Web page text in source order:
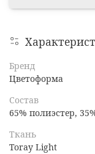
Бренд
Цветоформа
Состав
65% полиэстер,
Ткань
Toray Light